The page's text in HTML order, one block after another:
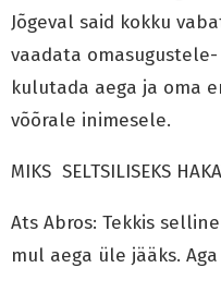
Jõgeval said kokku
vaadata
kulutada aega ja oma
võõrale inimesele.
MIKS SELTSILISEKS
Ats Abros: Tekkis
mul aega üle jääks.